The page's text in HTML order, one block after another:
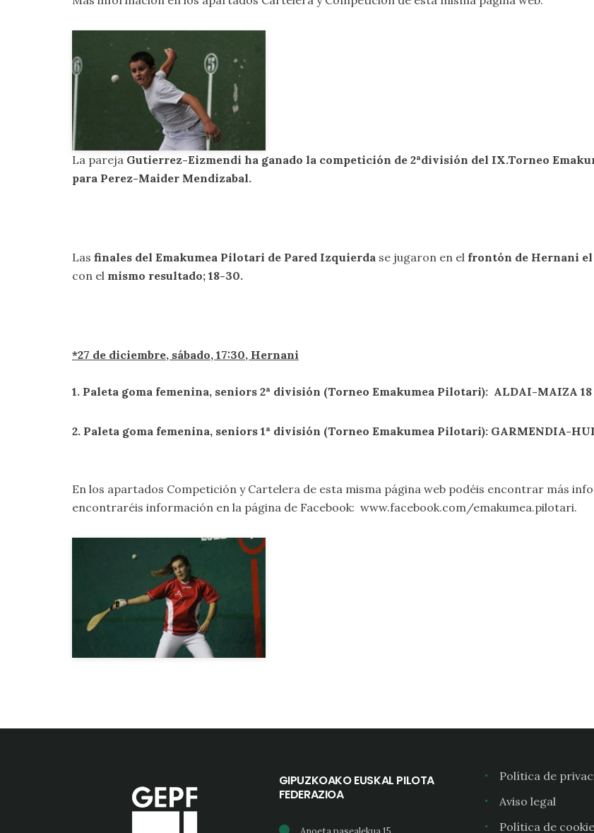
La pareja Gutierrez-Eizmendi ha ganado la competición de 2ªdivisión del IX.Torneo
para Perez-Maider Mendizabal.
Las finales del Emakumea Pilotari de Pared Izquierda se jugaron en el frontón de Hernani el
con el mismo resultado; 18-30.
*27 de diciembre, sábado, 17:30, Hernani
1. Paleta goma femenina, seniors 2ª división (Torneo Emakumea Pilotari): ALDAI-MAIZA 18
2. Paleta goma femenina, seniors 1ª división (Torneo Emakumea Pilotari): GARMENDIA-
En los apartados Competición y Cartelera de esta misma página web podéis encontrar más
encontraréis información en la página de Facebook: www.facebook.com/emakumea.pilotari.
GIPUZKOAKO EUSKAL PILOTA
FEDERAZIOA
Política de
Aviso legal
Política de